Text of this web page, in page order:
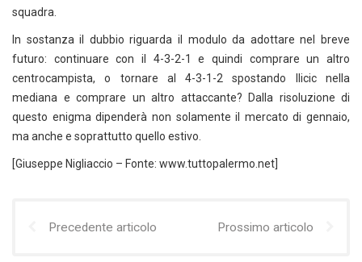
squadra.
In sostanza il dubbio riguarda il modulo da adottare nel breve
futuro: continuare con il 4-3-2-1 e quindi comprare un altro
centrocampista, o tornare al 4-3-1-2 spostando Ilicic nella
mediana e comprare un altro attaccante? Dalla risoluzione di
questo enigma dipenderà non solamente il mercato di gennaio,
ma anche e soprattutto quello estivo.
[Giuseppe Nigliaccio – Fonte: www.tuttopalermo.net]
Precedente articolo Prossimo articolo